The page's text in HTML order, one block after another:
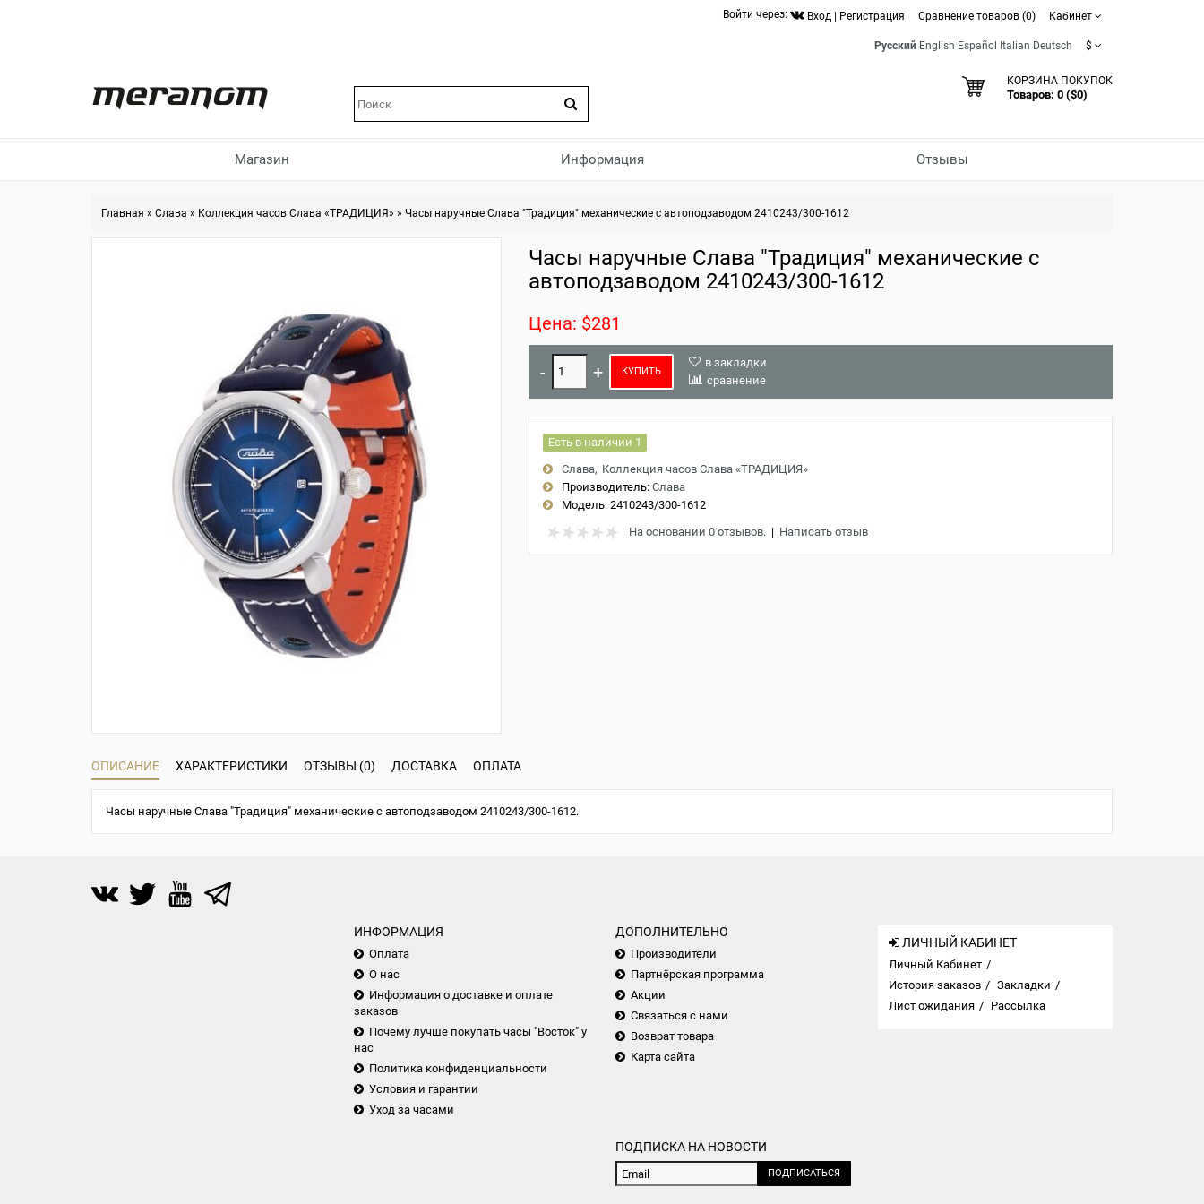
Войти через: Вход Регистрация Сравнение товаров (0) Кабинет
Русский English Español Italian Deutsch $
КОРЗИНА ПОКУПОК
Товаров: 0 ($0)
Магазин Информация Отзывы
Главная » Слава » Коллекция часов Слава «ТРАДИЦИЯ» » Часы наручные Слава "Традиция" механические с автоподзаводом 2410243/300-1612
Часы наручные Слава "Традиция" механические с
автоподзаводом 2410243/300-1612
Цена: $281
КУПИТЬ
в закладки
сравнение
Есть в наличии 1
Слава
Коллекция часов Слава «ТРАДИЦИЯ»
Производитель: Слава
Модель:2410243/300-1612
На основании 0 отзывов.| Написать отзыв
ОПИСАНИЕ ХАРАКТЕРИСТИКИ ОТЗЫВЫ (0) ДОСТАВКА ОПЛАТА
Часы наручные Слава "Традиция" механические с автоподзаводом 2410243/300-1612.
ИНФОРМАЦИЯ
Оплата
О нас
Информация о доставке и оплате
заказов
Почему лучше покупать часы "Восток" у
нас
Политика конфиденциальности
Условия и гарантии
Уход за часами
ДОПОЛНИТЕЛЬНО
Производители
Партнёрская программа
Акции
Связаться с нами
Возврат товара
Карта сайта
ПОДПИСКА НА НОВОСТИ
ПОДПИСАТЬСЯ
ЛИЧНЫЙ КАБИНЕТ
Личный Кабинет
История заказов
Закладки
Лист ожидания
Рассылка